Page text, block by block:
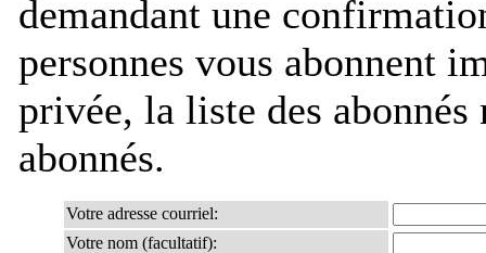
demandant une
personnes vous abonnent
privée, la liste des
abonnés.
Votre adresse courriel:
Votre nom (facultatif):